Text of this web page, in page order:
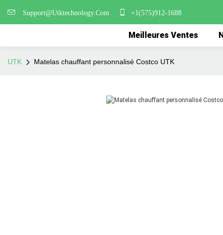
Support@Utktechnology.Com +1(575)912-1688
Meilleures Ventes
UTK Matelas chauffant personnalisé Costco UTK